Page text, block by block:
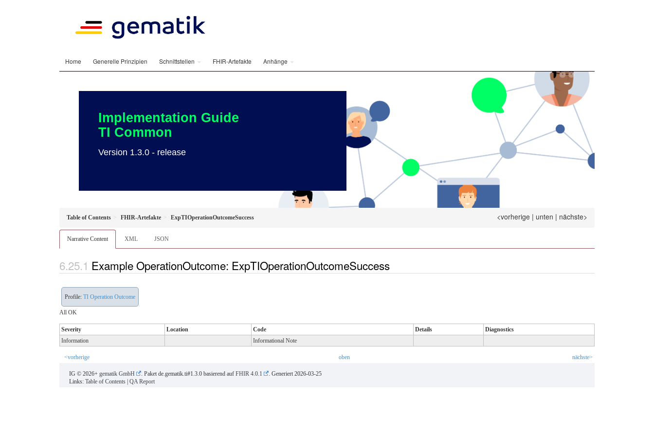
Home Generelle Prinzipien Schnittstellen FHIR-Artefakte Anhänge
Implementation Guide
TI Common
Version 1.3.0 - release
Table of Contents FHIR-Artefakte ExpTIOperationOutcomeSuccess <vorherige | unten | nächste>
Narrative Content XML JSON
Example OperationOutcome: ExpTIOperationOutcomeSuccess
Profile: TI Operation Outcome
All OK
Severity Location Code Details
Diagnostics
Information
Informational Note
<vorherige oben nächste>
IG © 2026+ gematik GmbH . Paket de.gematik.ti#1.3.0 basierend auf FHIR 4.0.1 . Generiert 2026-03-25
Links: Table of Contents | QA Report